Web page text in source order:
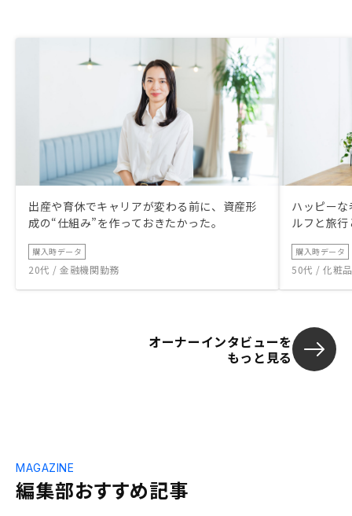
出産や育休でキャリアが変わる前に、資産形
成の“仕組み”を作っておきたかった。
購入時データ
20代 / 金融機関勤務
ハッピー
ルフと旅
購入時データ
50代 / 化粧
オーナーインタビューを
もっと見る
編集部おすすめ記事
MAGAZINE